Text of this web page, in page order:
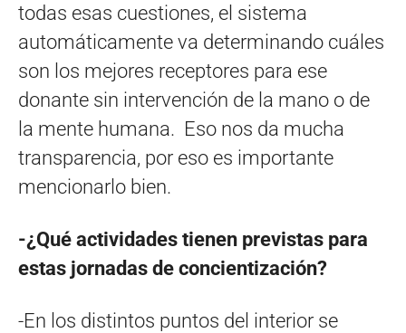
todas esas cuestiones, el sistema
automáticamente va determinando cuáles
son los mejores receptores para ese
donante sin intervención de la mano o de
la mente humana. Eso nos da mucha
transparencia, por eso es importante
mencionarlo bien.
-¿Qué actividades tienen previstas para
estas jornadas de concientización?
-En los distintos puntos del interior se